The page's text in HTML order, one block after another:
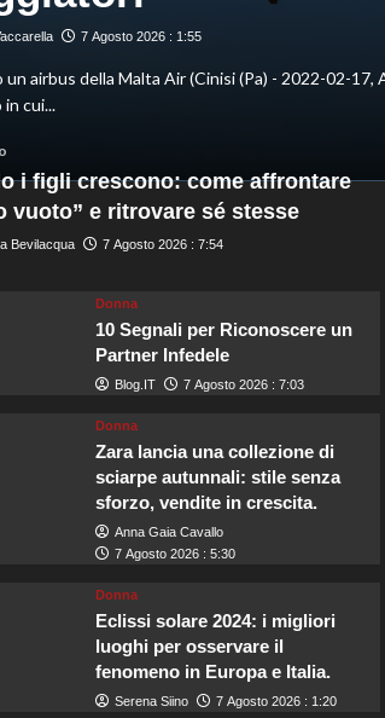
7 Agosto 2026 : 1:55
un airbus della Malta Air (Cinisi (Pa) - 2022-02-
cui...
Leggi
più
su
Crescita
i figli crescono: come affrontare
vuoto” e ritrovare sé stesse
Bevilacqua 7 Agosto 2026 : 7:54
Donna
10 Segnali per Riconoscere un
Partner Infedele
Blog.IT 7 Agosto 2026 : 7:03
Donna
Zara lancia una collezione di
sciarpe autunnali: stile senza
sforzo, vendite in crescita.
Anna Gaia Cavallo
7 Agosto 2026 : 5:30
Donna
Eclissi solare 2024: i migliori
luoghi per osservare il
fenomeno in Europa e Italia.
Serena Siino 7 Agosto 2026 : 1:20